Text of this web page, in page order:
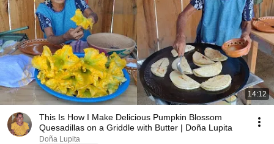
14:12
This Is How I Make Delicious Pumpkin Blossom
Quesadillas on a Griddle with Butter | Doña Lupita
Doña Lupita